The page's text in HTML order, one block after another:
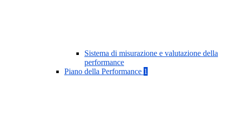
Sistema di misurazione e valutazione della
performance
Piano della Performance 1